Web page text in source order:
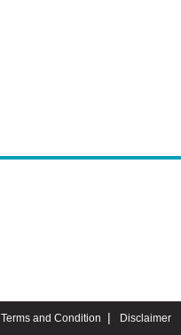
Terms and Condition Disclaimer